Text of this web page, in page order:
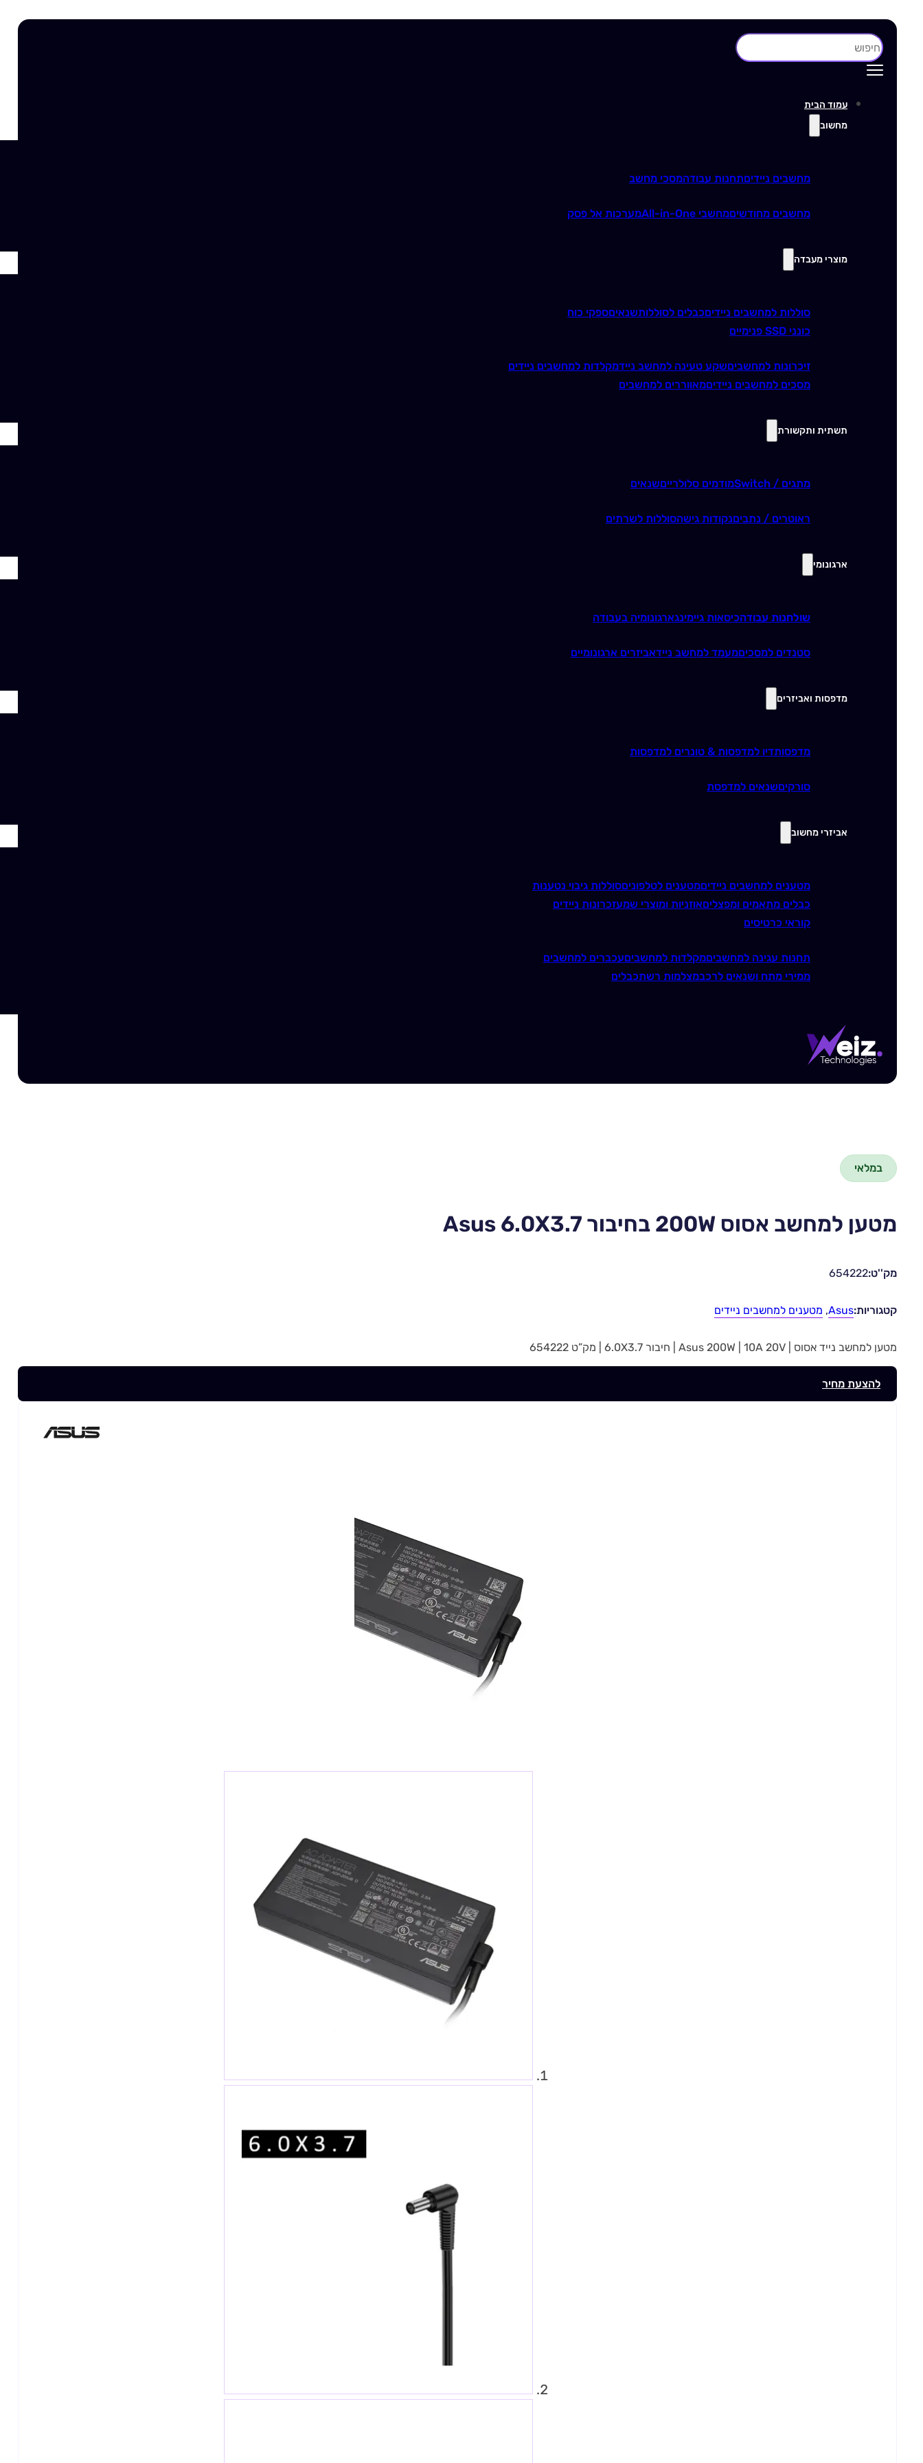
חיפוש
עמוד הבית
מחשוב
מחשבים ניידיםתחנות עבודהמסכי מחשב
מחשבים מחודשיםמחשבי All-in-One מערכות אל פסק
מוצרי מעבדה
סוללות למחשבים ניידיםכבלים לסוללותשנאיםספקי כוח
כונני SSD פנימיים
זיכרונות למחשביםשקע טעינה למחשב ניידמקלדות למחשבים ניידים
מסכים למחשבים ניידיםמאווררים למחשבים
תשתית ותקשורת
מתגים / Switch מודמים סלולרייםשנאים
ראוטרים / נתביםנקודות גישהסוללות לשרתים
ארגונומי
שולחנות עבודהכיסאות גיימינגארגונומיה בעבודה
סטנדים למסכיםמעמד למחשב ניידאביזרים ארגונומיים
מדפסות ואביזרים
מדפסותדיו למדפסות & טונרים למדפסות
סורקיםשנאים למדפסת
אביזרי מחשוב
מטענים למחשבים ניידיםמטענים לטלפוניםסוללות גיבוי נטענות
כבלים מתאמים ומפצליםאוזניות ומוצרי שמעזכרונות ניידים
קוראי כרטיסים
תחנות עגינה למחשביםמקלדות למחשביםעכברים למחשבים
ממירי מתח ושנאים לרכבמצלמות רשתכבלים
במלאי
מטען למחשב אסוס 200W בחיבור Asus 6.0X3.7
מק''ט:654222
קטגוריות:Asus
, מטענים למחשבים ניידים
מטען למחשב נייד אסוס | Asus 200W | 10A 20V | חיבור 6.0X3.7 | מק”ט 654222
להצעת מחיר